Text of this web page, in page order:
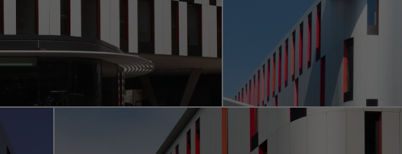
l´utilisation du site web et
qui ont été menées. Ces
site web et donc l´expérience de l
du site web, le nombre de